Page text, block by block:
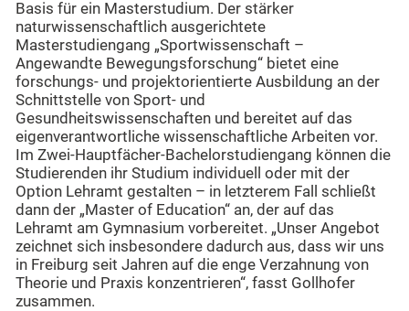
Basis für ein Masterstudium. Der stärker
naturwissenschaftlich ausgerichtete
Masterstudiengang „Sportwissenschaft –
Angewandte Bewegungsforschung“ bietet eine
forschungs- und projektorientierte Ausbildung an der
Schnittstelle von Sport- und
Gesundheitswissenschaften und bereitet auf das
eigenverantwortliche wissenschaftliche Arbeiten vor.
Im Zwei-Hauptfächer-Bachelorstudiengang können die
Studierenden ihr Studium individuell oder mit der
Option Lehramt gestalten – in letzterem Fall schließt
dann der „Master of Education“ an, der auf das
Lehramt am Gymnasium vorbereitet. „Unser Angebot
zeichnet sich insbesondere dadurch aus, dass wir uns
in Freiburg seit Jahren auf die enge Verzahnung von
Theorie und Praxis konzentrieren“, fasst Gollhofer
zusammen.